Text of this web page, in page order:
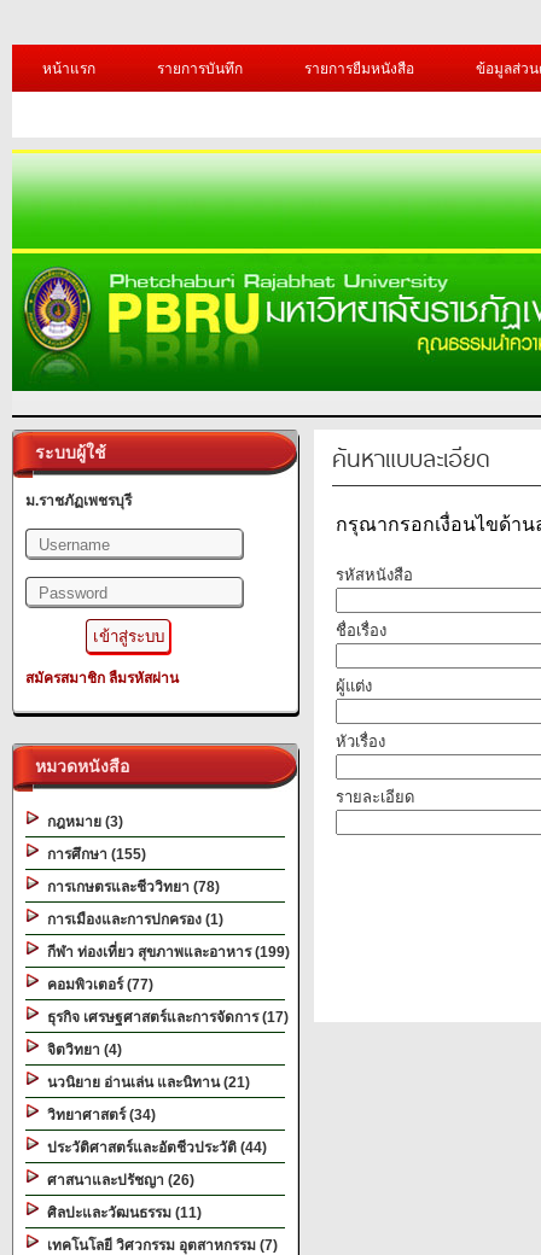
หน้าแรก รายการบันทึก รายการยืมหนังสือ ข้อมูลส่ว
ระบบผู้ใช้
ม.ราชภัฏเพชรบุรี
สมัครสมาชิก ลืมรหัสผ่าน
หมวดหนังสือ
กฎหมาย (3)
การศึกษา (155)
การเกษตรและชีววิทยา (78)
การเมืองและการปกครอง (1)
กีฬา ท่องเที่ยว สุขภาพและอาหาร (199)
คอมพิวเตอร์ (77)
ธุรกิจ เศรษฐศาสตร์และการจัดการ (17)
จิตวิทยา (4)
นวนิยาย อ่านเล่น และนิทาน (21)
วิทยาศาสตร์ (34)
ประวัติศาสตร์และอัตชีวประวัติ (44)
ศาสนาและปรัชญา (26)
ศิลปะและวัฒนธรรม (11)
เทคโนโลยี วิศวกรรม อุตสาหกรรม (7)
ค้นหาแบบละเอียด
กรุณากรอกเงื่อนไขด้าน
รหัสหนังสือ
ชื่อเรื่อง
ผู้แต่ง
หัวเรื่อง
รายละเอียด